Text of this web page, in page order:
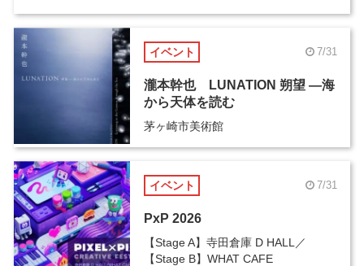
イベント 7/31
瀧本幹也 LUNATION 朔望 ―海
から天体を読む
茅ヶ崎市美術館
イベント 7/31
PxP 2026
【Stage A】寺田倉庫 D HALL／
【Stage B】WHAT CAFE